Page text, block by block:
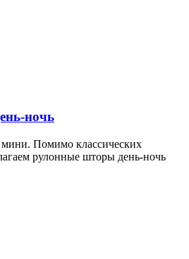
ночь
Помимо классических
рулонные шторы день-ночь